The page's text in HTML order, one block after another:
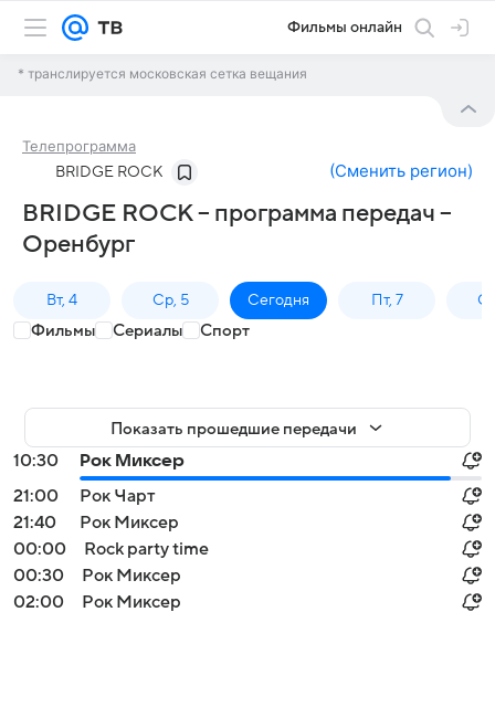
Фильмы онлайн
* транслируется московская сетка вещания
Телепрограмма
BRIDGE ROCK (Сменить регион)
BRIDGE ROCK – программа передач –
Оренбург
Вт, 4 Ср, 5 Сегодня Пт, 7
Фильмы Сериалы Спорт
Показать прошедшие передачи
10:30
Рок Миксер
21:00
Рок Чарт
21:40
Рок Миксер
00:00
Rock party time
00:30
Рок Миксер
02:00
Рок Миксер